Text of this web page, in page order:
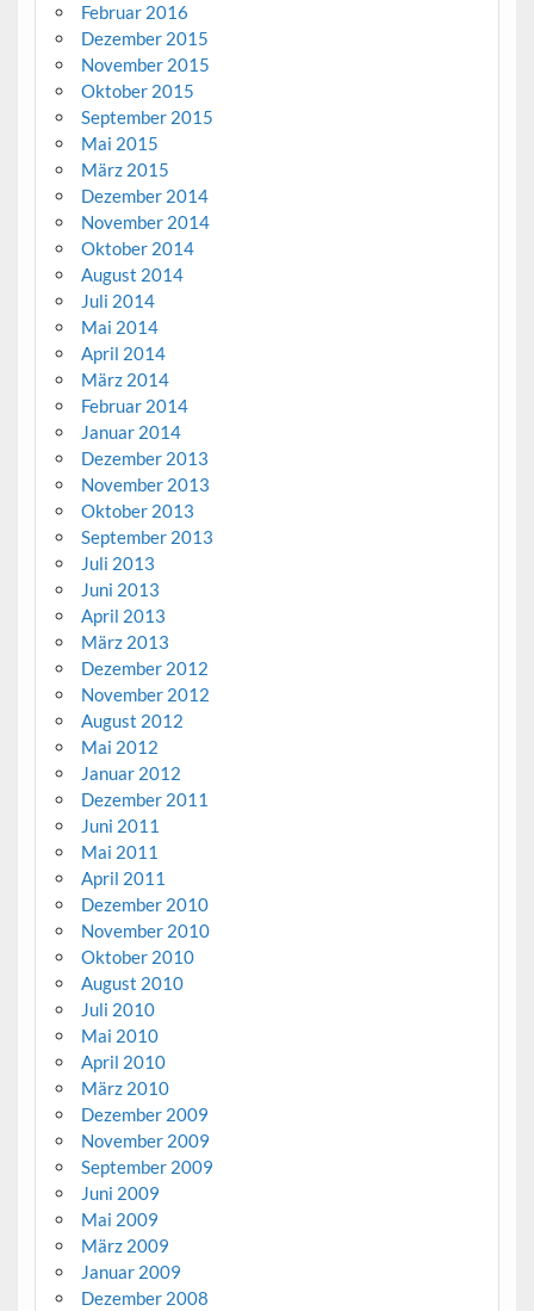
Februar 2016
Dezember 2015
November 2015
Oktober 2015
September 2015
Mai 2015
März 2015
Dezember 2014
November 2014
Oktober 2014
August 2014
Juli 2014
Mai 2014
April 2014
März 2014
Februar 2014
Januar 2014
Dezember 2013
November 2013
Oktober 2013
September 2013
Juli 2013
Juni 2013
April 2013
März 2013
Dezember 2012
November 2012
August 2012
Mai 2012
Januar 2012
Dezember 2011
Juni 2011
Mai 2011
April 2011
Dezember 2010
November 2010
Oktober 2010
August 2010
Juli 2010
Mai 2010
April 2010
März 2010
Dezember 2009
November 2009
September 2009
Juni 2009
Mai 2009
März 2009
Januar 2009
Dezember 2008